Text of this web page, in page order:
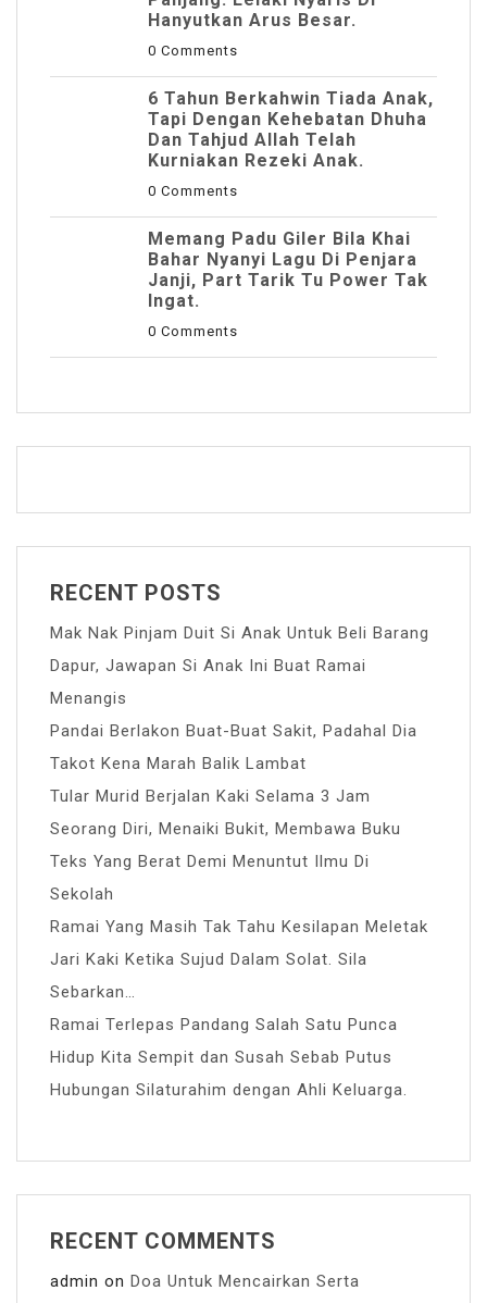
Hanyutkan Arus Besar.
0 Comments
6 Tahun Berkahwin Tiada Anak,
Tapi Dengan Kehebatan Dhuha
Dan Tahjud Allah Telah
Kurniakan Rezeki Anak.
0 Comments
Memang Padu Giler Bila Khai
Bahar Nyanyi Lagu Di Penjara
Janji, Part Tarik Tu Power Tak
Ingat.
0 Comments
RECENT POSTS
Mak Nak Pinjam Duit Si Anak Untuk Beli Barang
Dapur, Jawapan Si Anak Ini Buat Ramai
Menangis
Pandai Berlakon Buat-Buat Sakit, Padahal Dia
Takot Kena Marah Balik Lambat
Tular Murid Berjalan Kaki Selama 3 Jam
Seorang Diri, Menaiki Bukit, Membawa Buku
Teks Yang Berat Demi Menuntut Ilmu Di
Sekolah
Ramai Yang Masih Tak Tahu Kesilapan Meletak
Jari Kaki Ketika Sujud Dalam Solat. Sila
Sebarkan…
Ramai Terlepas Pandang Salah Satu Punca
Hidup Kita Sempit dan Susah Sebab Putus
Hubungan Silaturahim dengan Ahli Keluarga.
RECENT COMMENTS
admin on Doa Untuk Mencairkan Serta